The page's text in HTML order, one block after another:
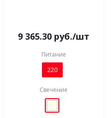
9 365.30 руб./шт
Питание
220
Свечение